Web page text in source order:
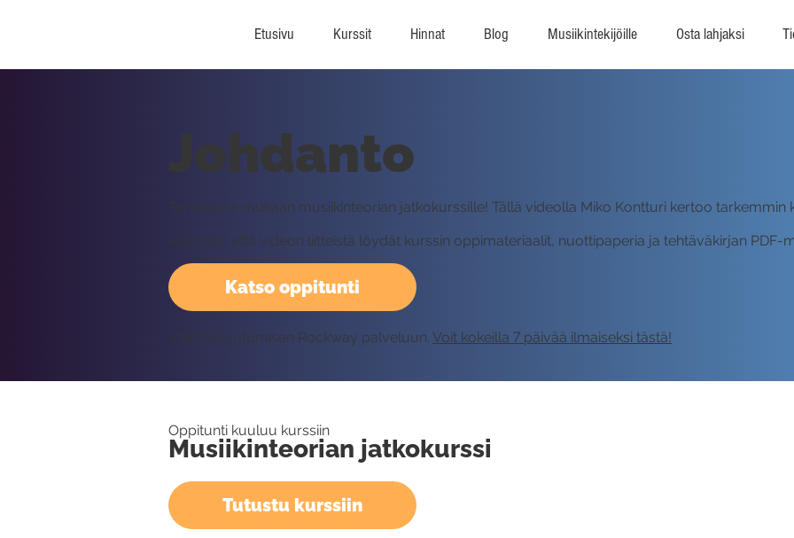
Etusivu Kurssit Hinnat Blog Musiikintekijöille Osta lahjaksi
Katso oppitunti
Johdanto
Tervetuloa mukaan musiikinteorian jatkokurssille! Tällä videolla Miko Kontturi kertoo tarkemmin
Huomioi, että videon liitteistä löydät kurssin oppimateriaalit, nuottipaperia ja tehtäväkirjan PDF-
Vaatii kirjautumisen Rockway palveluun. Voit kokeilla 7 päivää ilmaiseksi tästä!
Oppitunti kuuluu kurssiin
Musiikinteorian jatkokurssi
Tutustu kurssiin